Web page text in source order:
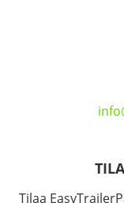
Tilaa